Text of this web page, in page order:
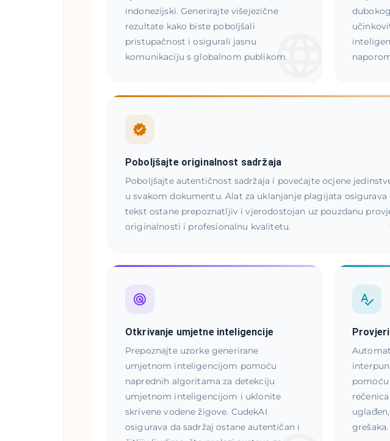
indonezijski. Generirajte višejezične
rezultate kako biste poboljšali
pristupačnost i osigurali jasnu
komunikaciju s globalnom publikom.
Poboljšajte originalnost sadržaja
Poboljšajte autentičnost sadržaja i povećajte ocjene
u svakom dokumentu. Alat za uklanjanje plagijata osigurava
tekst ostane prepoznatljiv i vjerodostojan uz pouzdanu
originalnosti i profesionalnu kvalitetu.
Otkrivanje umjetne inteligencije
Prepoznajte uzorke generirane
umjetnom inteligencijom pomoću
naprednih algoritama za detekciju
umjetnom inteligencijom i uklonite
skrivene vodene žigove. CudekAI
osigurava da sadržaj ostane autentičan i
grešaka.